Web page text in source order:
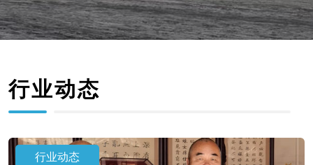
行业动态
行业动态